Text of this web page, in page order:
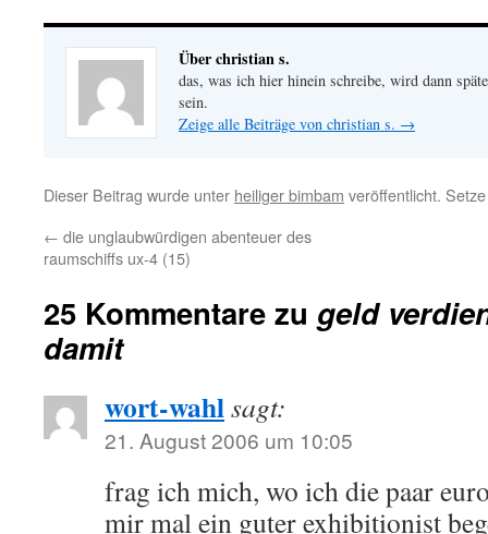
Über christian s.
das, was ich hier hinein schreibe, wird dann
sein.
Zeige alle Beiträge von christian s. →
Dieser Beitrag wurde unter heiliger bimbam veröffentlicht.
← die unglaubwürdigen abenteuer des
raumschiffs ux-4 (15)
25 Kommentare zu geld
damit
wort-wahlsagt:
21. August 2006 um 10:05
frag ich mich, wo ich die paar
mir mal ein guter exhibitionist